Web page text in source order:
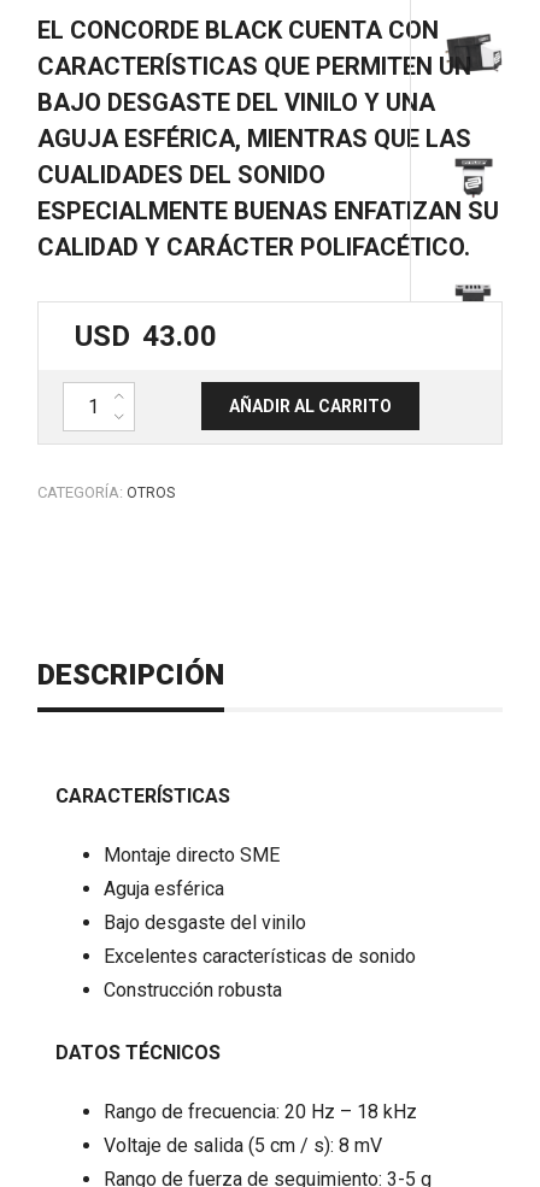
EL CONCORDE BLACK CUENTA CON
CARACTERÍSTICAS QUE PERMITEN UN
BAJO DESGASTE DEL VINILO Y UNA
AGUJA ESFÉRICA, MIENTRAS QUE LAS
CUALIDADES DEL SONIDO
ESPECIALMENTE BUENAS ENFATIZAN SU
CALIDAD Y CARÁCTER POLIFACÉTICO.
USD 43.00
Sistema de púa Ortofon. STYLUS OM-GT. RELOOP cantidad
AÑADIR AL CARRITO
CATEGORÍA: OTROS
DESCRIPCIÓN
CARACTERÍSTICAS
Montaje directo SME
Aguja esférica
Bajo desgaste del vinilo
Excelentes características de sonido
Construcción robusta
DATOS TÉCNICOS
Rango de frecuencia: 20 Hz – 18 kHz
Voltaje de salida (5 cm / s): 8 mV
Rango de fuerza de seguimiento: 3-5 g